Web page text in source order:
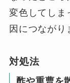
変色してしま
因につながり
対処法
酢や重曹を